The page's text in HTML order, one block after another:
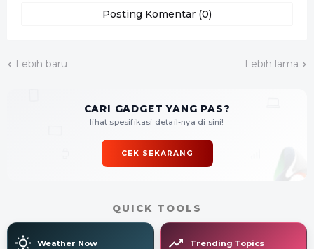
Posting Komentar (0)
Lebih baru Lebih lama
CARI GADGET YANG PAS?
lihat spesifikasi detail-nya di sini!
CEK SEKARANG
QUICK TOOLS
Weather Now Trending Topics